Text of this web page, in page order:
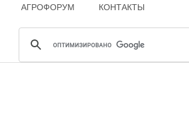
АГРОФОРУМ КОНТАКТЫ